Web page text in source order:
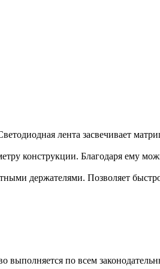
лента засвечивает
конструкции. Благодаря ему
держателями. Позволяет
выполняется по всем